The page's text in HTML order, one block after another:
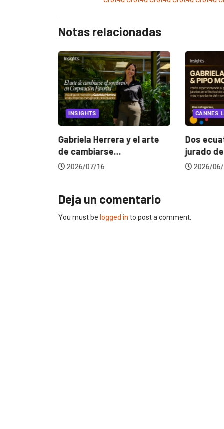
Notas relacionadas
INSIGHTS
Gabriela Herrera y el arte
de cambiarse...
2026/07/16
CANNES
Dos
jurado
2026/
Deja un comentario
You must be logged in to post a comment.